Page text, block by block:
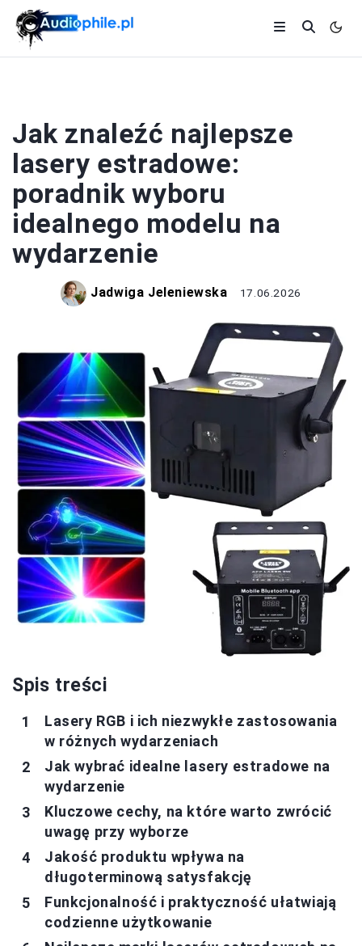
Jak znaleźć najlepsze
lasery estradowe:
poradnik wyboru
idealnego modelu na
wydarzenie
Jadwiga Jeleniewska 17.06.2026
Spis treści
Lasery RGB i ich niezwykłe zastosowania
w różnych wydarzeniach
Jak wybrać idealne lasery estradowe na
wydarzenie
Kluczowe cechy, na które warto zwrócić
uwagę przy wyborze
Jakość produktu wpływa na
długoterminową satysfakcję
Funkcjonalność i praktyczność ułatwiają
codzienne użytkowanie